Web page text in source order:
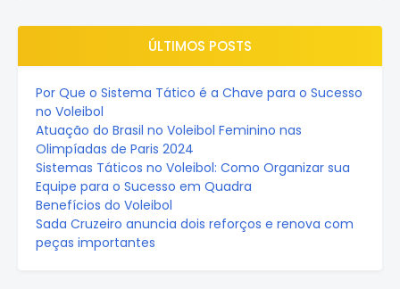
ÚLTIMOS POSTS
Por Que o Sistema Tático é a Chave para o Sucesso
no Voleibol
Atuação do Brasil no Voleibol Feminino nas
Olimpíadas de Paris 2024
Sistemas Táticos no Voleibol: Como Organizar sua
Equipe para o Sucesso em Quadra
Benefícios do Voleibol
Sada Cruzeiro anuncia dois reforços e renova com
peças importantes